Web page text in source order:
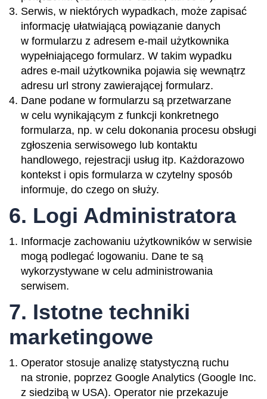
Serwis, w niektórych wypadkach, może zapisać
informację ułatwiającą powiązanie danych
w formularzu z adresem e-mail użytkownika
wypełniającego formularz. W takim wypadku
adres e-mail użytkownika pojawia się wewnątrz
adresu url strony zawierającej formularz.
Dane podane w formularzu są przetwarzane
w celu wynikającym z funkcji konkretnego
formularza, np. w celu dokonania procesu obsługi
zgłoszenia serwisowego lub kontaktu
handlowego, rejestracji usług itp. Każdorazowo
kontekst i opis formularza w czytelny sposób
informuje, do czego on służy.
6. Logi Administratora
Informacje zachowaniu użytkowników w serwisie
mogą podlegać logowaniu. Dane te są
wykorzystywane w celu administrowania
serwisem.
7. Istotne techniki
marketingowe
Operator stosuje analizę statystyczną ruchu
na stronie, poprzez Google Analytics (Google Inc.
z siedzibą w USA). Operator nie przekazuje